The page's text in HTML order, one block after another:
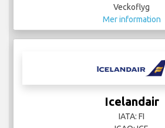
Veckoflyg
Mer information
Icelandair
IATA: FI